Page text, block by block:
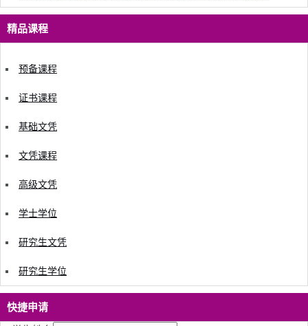
精品课程
预备课程
证书课程
基础文凭
文凭课程
高级文凭
学士学位
研究生文凭
研究生学位
快捷申请